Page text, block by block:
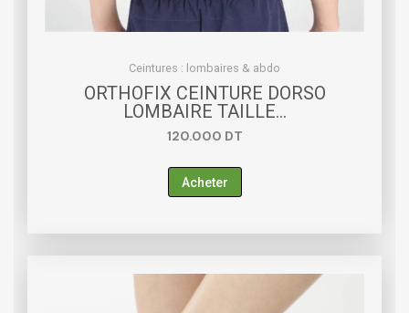
Ceintures : lombaires & abdo
ORTHOFIX CEINTURE DORSO
LOMBAIRE TAILLE…
120.000 DT
Acheter